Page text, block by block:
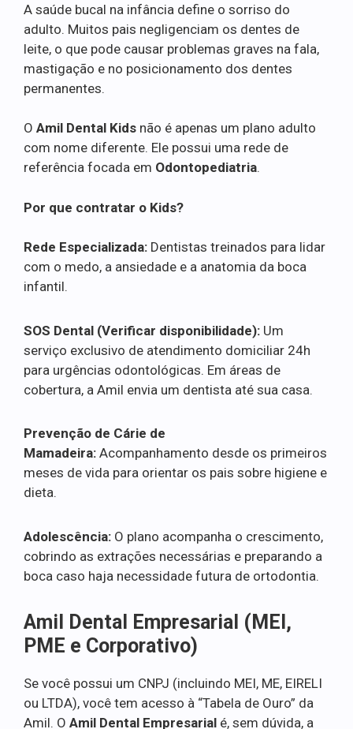
A saúde bucal na infância define o sorriso do
adulto. Muitos pais negligenciam os dentes de
leite, o que pode causar problemas graves na fala,
mastigação e no posicionamento dos dentes
permanentes.
O Amil Dental Kids não é apenas um plano adulto
com nome diferente. Ele possui uma rede de
referência focada em Odontopediatria.
Por que contratar o Kids?
Rede Especializada: Dentistas treinados para lidar
com o medo, a ansiedade e a anatomia da boca
infantil.
SOS Dental (Verificar disponibilidade): Um
serviço exclusivo de atendimento domiciliar 24h
para urgências odontológicas. Em áreas de
cobertura, a Amil envia um dentista até sua casa.
Prevenção de Cárie de
Mamadeira: Acompanhamento desde os primeiros
meses de vida para orientar os pais sobre higiene e
dieta.
Adolescência: O plano acompanha o crescimento,
cobrindo as extrações necessárias e preparando a
boca caso haja necessidade futura de ortodontia.
Amil Dental Empresarial (MEI,
PME e Corporativo)
Se você possui um CNPJ (incluindo MEI, ME, EIRELI
ou LTDA), você tem acesso à “Tabela de Ouro” da
Amil. O Amil Dental Empresarial é, sem dúvida, a